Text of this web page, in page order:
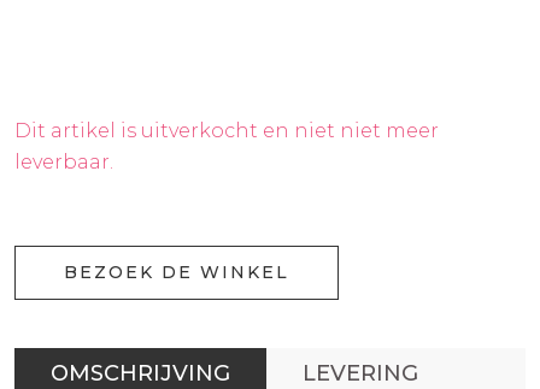
Dit artikel is uitverkocht en niet niet meer
leverbaar.
BEZOEK DE WINKEL
OMSCHRIJVING
LEVERING